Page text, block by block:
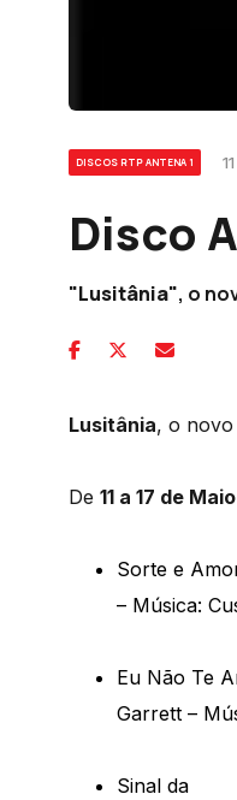
DISCOS RTP ANTENA 1
Disco
"Lusitânia", o
Lusitânia, o novo
De 11 a 17 de Maio
Sorte e
– Música:
Eu Não Te
Garrett –
Sinal da